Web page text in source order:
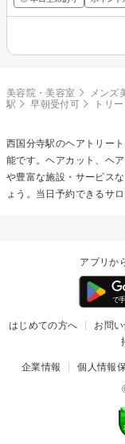
美容院・美容室 メンズ
駅
早朝受付可 トリ
西国分寺駅のヘアトリー
能です。ヘアカット、ヘ
や豊富な施設・サービス
ょう。当日予約できるサ
アプリか
はじめての方へ お問
企業情報 個人情報